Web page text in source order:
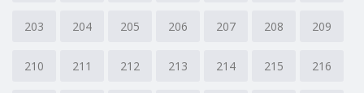
203 204 205 206 207 208 209
210 211 212 213 214 215 216